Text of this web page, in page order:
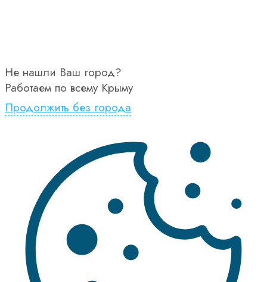
Не нашли Ваш город?
Работаем по всему Крыму
Продолжить без города